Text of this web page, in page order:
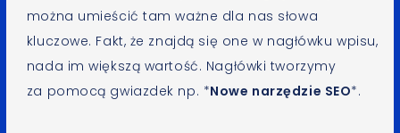
można umieścić tam ważne dla nas słowa
kluczowe. Fakt, że znajdą się one w nagłówku wpisu,
nada im większą wartość. Nagłówki tworzymy
za pomocą gwiazdek np. *Nowe narzędzie SEO*.